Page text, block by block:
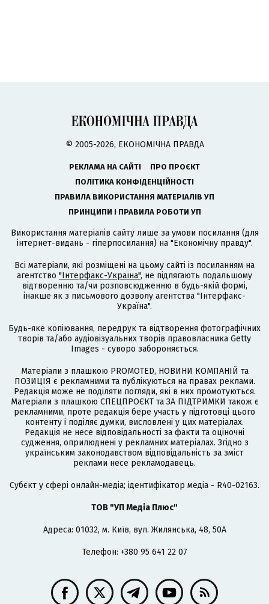
© 2005-2026, ЕКОНОМІЧНА ПРАВДА
РЕКЛАМА НА САЙТІ
ПРО ПРОЄКТ
ПОЛІТИКА КОНФІДЕНЦІЙНОСТІ
ПРАВИЛА ВИКОРИСТАННЯ МАТЕРІАЛІВ УП
ПРИНЦИПИ І ПРАВИЛА РОБОТИ УП
Використання матеріалів сайту лише за умови посилання (для
інтернет-видань - гіперпосилання) на "Економічну правду".
Всі матеріали, які розміщені на цьому сайті із посиланням на
агентство "Інтерфакс-Україна", не підлягають подальшому
відтворенню та/чи розповсюдженню в будь-якій формі,
інакше як з письмового дозволу агентства "Інтерфакс-
Україна".
Будь-яке копіювання, передрук та відтворення фотографічних
творів та/або аудіовізуальних творів правовласника Getty
Images - суворо забороняється.
Матеріали з плашкою PROMOTED, НОВИНИ КОМПАНІЙ та
ПОЗИЦІЯ є рекламними та публікуються на правах реклами.
Редакція може не поділяти погляди, які в них промотуються.
Матеріали з плашкою СПЕЦПРОЄКТ та ЗА ПІДТРИМКИ також є
рекламними, проте редакція бере участь у підготовці цього
контенту і поділяє думки, висловлені у цих матеріалах.
Редакція не несе відповідальності за факти та оціночні
судження, оприлюднені у рекламних матеріалах. Згідно з
українським законодавством відповідальність за зміст
реклами несе рекламодавець.
Cубєкт у сфері онлайн-медіа; ідентифікатор медіа - R40-02163.
ТОВ "УП Медіа Плюс"
Адреса: 01032, м. Київ, вул. Жилянська, 48, 50А
Телефон: +380 95 641 22 07